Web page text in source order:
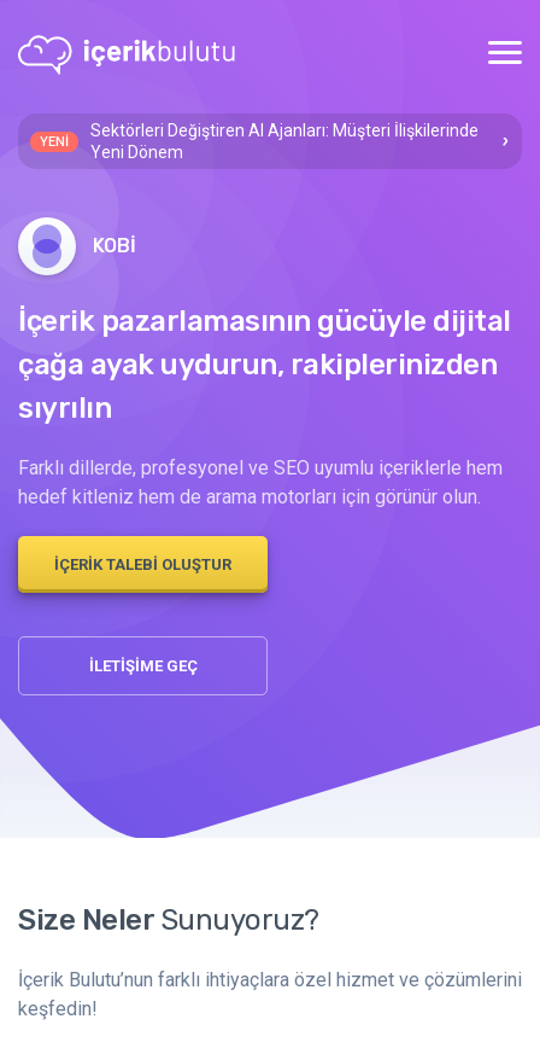
YENİ
Sektörleri Değiştiren AI Ajanları: Müşteri İlişkilerinde
Yeni Dönem
KOBİ
İçerik pazarlamasının gücüyle dijital
çağa ayak uydurun, rakiplerinizden
sıyrılın
Farklı dillerde, profesyonel ve SEO uyumlu içeriklerle hem
hedef kitleniz hem de arama motorları için görünür olun.
İÇERİK TALEBİ OLUŞTUR
İLETİŞİME GEÇ
Size Neler Sunuyoruz?
İçerik Bulutu’nun farklı ihtiyaçlara özel hizmet ve çözümlerini
keşfedin!